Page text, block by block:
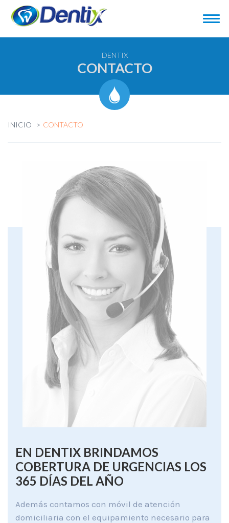
DENTIX
CONTACTO
INICIO CONTACTO
EN DENTIX BRINDAMOS
COBERTURA DE URGENCIAS LOS
365 DÍAS DEL AÑO
Además contamos con móvil de atención
domiciliaria con el equipamiento necesario para